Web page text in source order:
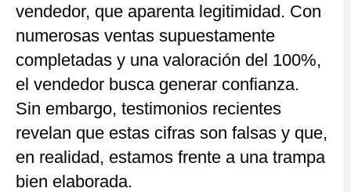
vendedor, que aparenta legitimidad. Con
numerosas ventas supuestamente
completadas y una valoración del 100%,
el vendedor busca generar confianza.
Sin embargo, testimonios recientes
revelan que estas cifras son falsas y que,
en realidad, estamos frente a una trampa
bien elaborada.